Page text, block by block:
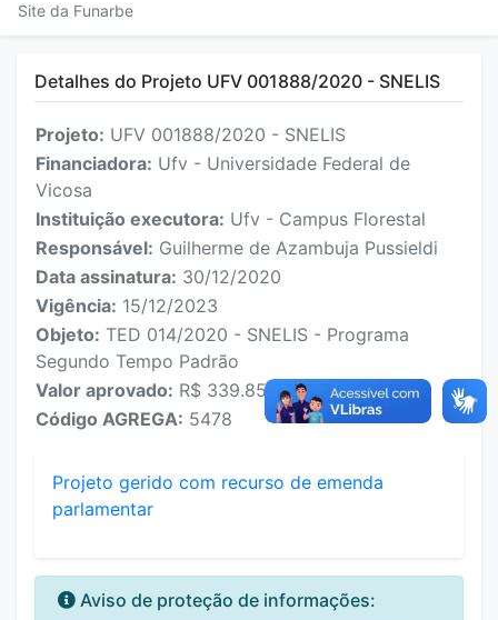
Site da Funarbe
Detalhes do Projeto UFV 001888/2020 - SNELIS
Projeto: UFV 001888/2020 - SNELIS
Financiadora: Ufv - Universidade Federal de
Vicosa
Instituição executora: Ufv - Campus Florestal
Responsável: Guilherme de Azambuja Pussieldi
Data assinatura: 30/12/2020
Vigência: 15/12/2023
Objeto: TED 014/2020 - SNELIS - Programa
Segundo Tempo Padrão
Valor aprovado: R$ 339.858,75
Código AGREGA: 5478
Projeto gerido com recurso de emenda
parlamentar
Aviso de proteção de informações: